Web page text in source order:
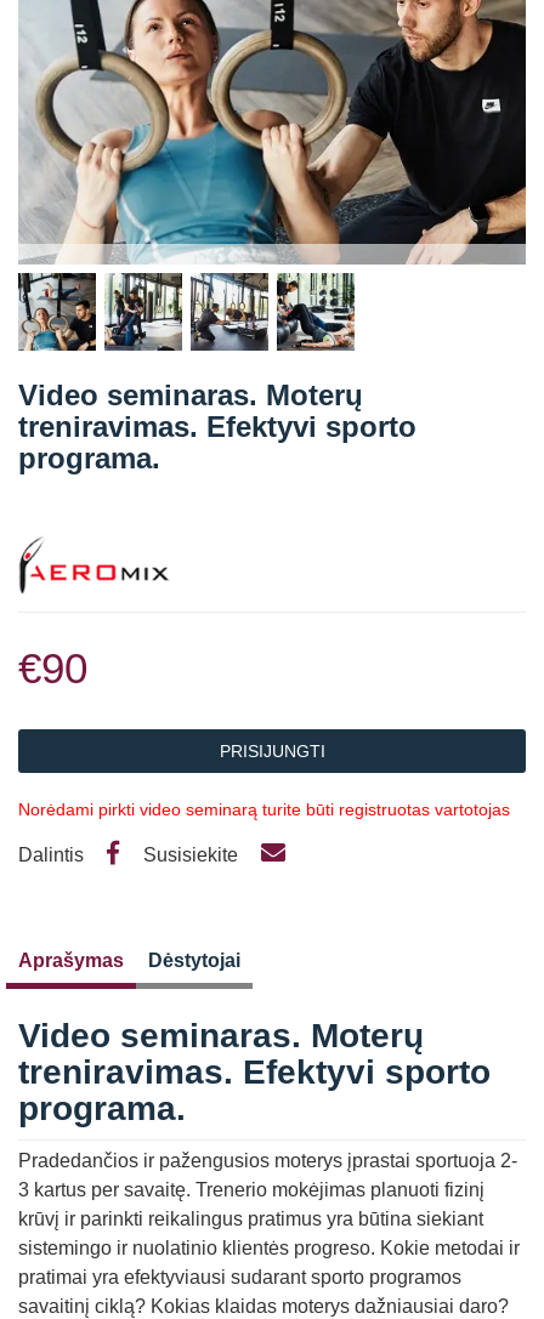
Straipsniai
Sėkmės istorijos
Atsiliepimai
Kontaktai
Video seminaras. Moterų
treniravimas. Efektyvi sporto
programa.
€90
PRISIJUNGTI
Norėdami pirkti video seminarą turite būti registruotas vartotojas
Dalintis Susisiekite
Aprašymas Dėstytojai
Video seminaras. Moterų
treniravimas. Efektyvi sporto
programa.
Pradedančios ir pažengusios moterys įprastai sportuoja 2-
3 kartus per savaitę. Trenerio mokėjimas planuoti fizinį
krūvį ir parinkti reikalingus pratimus yra būtina siekiant
sistemingo ir nuolatinio klientės progreso. Kokie metodai ir
pratimai yra efektyviausi sudarant sporto programos
savaitinį ciklą? Kokias klaidas moterys dažniausiai daro?